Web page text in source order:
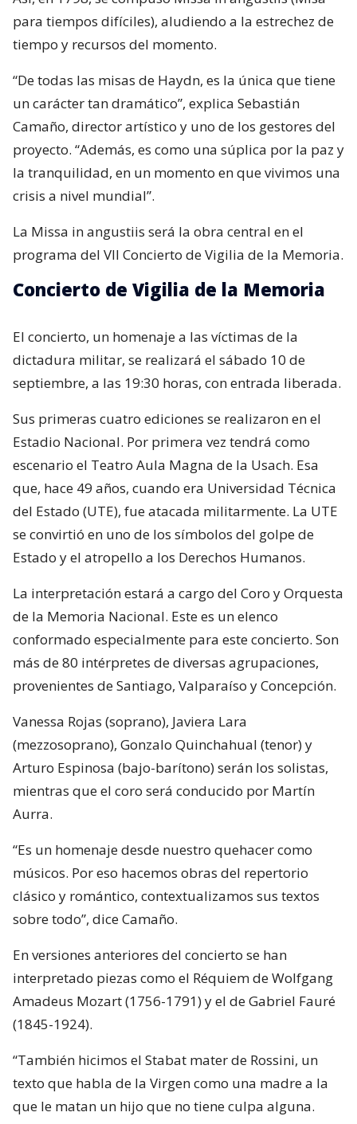
para tiempos difíciles), aludiendo a la estrechez de
tiempo y recursos del momento.
“De todas las misas de Haydn, es la única que tiene
un carácter tan dramático”, explica Sebastián
Camaño, director artístico y uno de los gestores del
proyecto. “Además, es como una súplica por la paz y
la tranquilidad, en un momento en que vivimos una
crisis a nivel mundial”.
La Missa in angustiis será la obra central en el
programa del VII Concierto de Vigilia de la Memoria.
Concierto de Vigilia de la Memoria
El concierto, un homenaje a las víctimas de la
dictadura militar, se realizará el sábado 10 de
septiembre, a las 19:30 horas, con entrada liberada.
Sus primeras cuatro ediciones se realizaron en el
Estadio Nacional. Por primera vez tendrá como
escenario el Teatro Aula Magna de la Usach. Esa
que, hace 49 años, cuando era Universidad Técnica
del Estado (UTE), fue atacada militarmente. La UTE
se convirtió en uno de los símbolos del golpe de
Estado y el atropello a los Derechos Humanos.
La interpretación estará a cargo del Coro y Orquesta
de la Memoria Nacional. Este es un elenco
conformado especialmente para este concierto. Son
más de 80 intérpretes de diversas agrupaciones,
provenientes de Santiago, Valparaíso y Concepción.
Vanessa Rojas (soprano), Javiera Lara
(mezzosoprano), Gonzalo Quinchahual (tenor) y
Arturo Espinosa (bajo-barítono) serán los solistas,
mientras que el coro será conducido por Martín
Aurra.
“Es un homenaje desde nuestro quehacer como
músicos. Por eso hacemos obras del repertorio
clásico y romántico, contextualizamos sus textos
sobre todo”, dice Camaño.
En versiones anteriores del concierto se han
interpretado piezas como el Réquiem de Wolfgang
Amadeus Mozart (1756-1791) y el de Gabriel Fauré
(1845-1924).
“También hicimos el Stabat mater de Rossini, un
texto que habla de la Virgen como una madre a la
que le matan un hijo que no tiene culpa alguna.